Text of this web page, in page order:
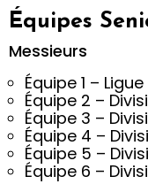
Équipes
Messieurs
Équipe 1 – Ligue
Équipe 2 –
Équipe 3 –
Équipe 4 –
Équipe 5 –
Équipe 6 –